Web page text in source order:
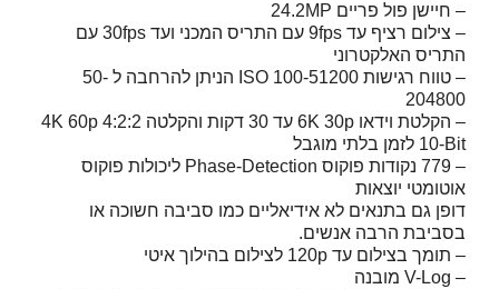
– חיישן פול פריים 24.2MP
– צילום רציף עד 9fps עם התריס המכני ועד 30fps עם
התריס האלקטרוני
– טווח רגישות ISO 100-51200 הניתן להרחבה ל 50-
204800
– הקלטת וידאו 6K 30p עד 30 דקות והקלטה 4K 60p 4:2:2
10-Bit לזמן בלתי מוגבל
– 779 נקודות פוקוס Phase-Detection ליכולות פוקוס
אוטומטי יוצאות
דופן גם בתנאים לא אידיאליים כמו סביבה חשוכה או
בסביבת הרבה אנשים.
– תומך בצילום עד 120p לצילום בהילוך איטי
– V-Log מובנה